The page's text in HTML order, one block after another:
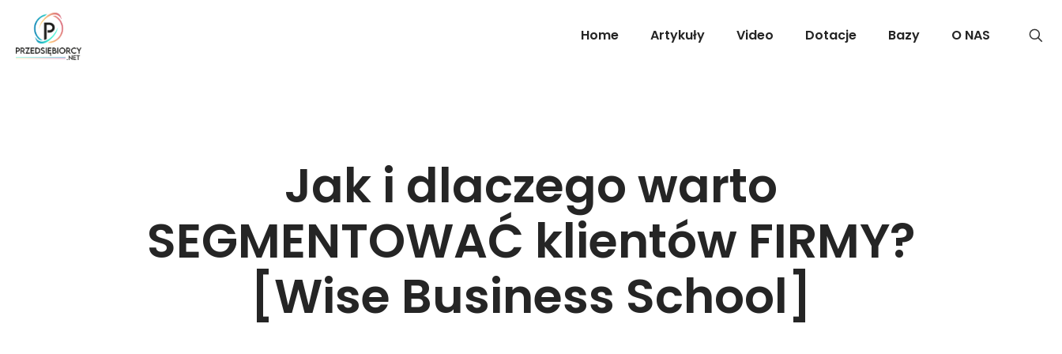
Home Artykuły Video Dotacje Bazy O NAS
Jak i dlaczego warto
SEGMENTOWAĆ klientów FIRMY?
[Wise Business School]